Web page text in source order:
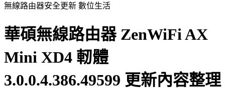
無線路由器安全更新 數位生活
華碩無線路由器 ZenWiFi AX
Mini XD4 軔體
3.0.0.4.386.49599 更新內容整理